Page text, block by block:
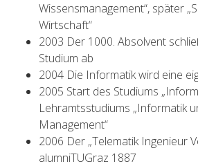
Wissensmanagement“, später
Wirtschaft“
2003 Der 1000. Absolvent
Studium ab
2004 Die Informatik wird eine
2005 Start des Studiums
Lehramtsstudiums „Informatik
Management“
2006 Der „Telematik Ingenieur
alumniTUGraz 1887